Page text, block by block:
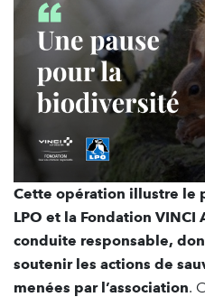
Cette opération illustre le
LPO et la Fondation
conduite responsable,
soutenir les actions de
menées par l’association.